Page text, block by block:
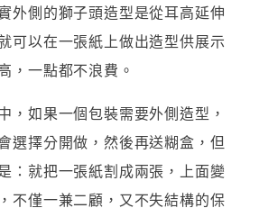
外側的獅子頭造型是從耳高延伸
可以在一張紙上做出造型供展示
，一點都不浪費。
，如果一個包裝需要外側造型，
選擇分開做，然後再送糊盒，但
：就把一張紙割成兩張，上面變
不僅一兼二顧，又不失結構的保